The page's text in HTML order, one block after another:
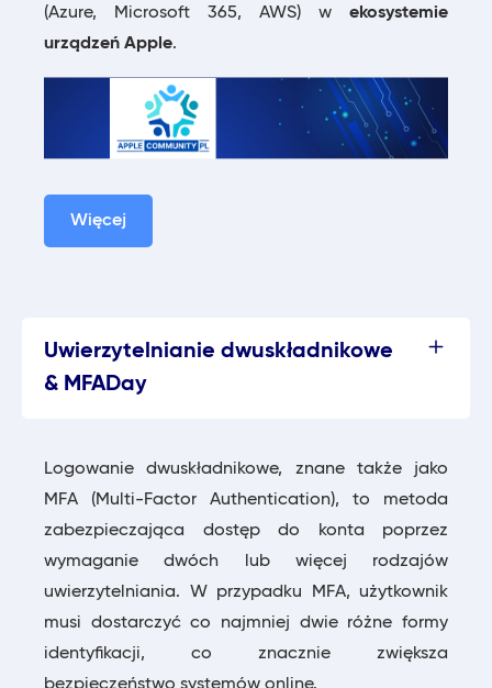
(Azure, Microsoft 365, AWS) w ekosystemie
urządzeń Apple.
Więcej
Uwierzytelnianie dwuskładnikowe
& MFADay
Logowanie dwuskładnikowe, znane także jako
MFA (Multi-Factor Authentication), to metoda
zabezpieczająca dostęp do konta poprzez
wymaganie dwóch lub więcej rodzajów
uwierzytelniania. W przypadku MFA, użytkownik
musi dostarczyć co najmniej dwie różne formy
identyfikacji, co znacznie zwiększa